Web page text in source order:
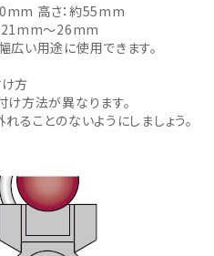
高さ：約55mm
21mm～26mm
広い用途に使用できます。
方
け方法が異なります。
ることのないようにしましょう。